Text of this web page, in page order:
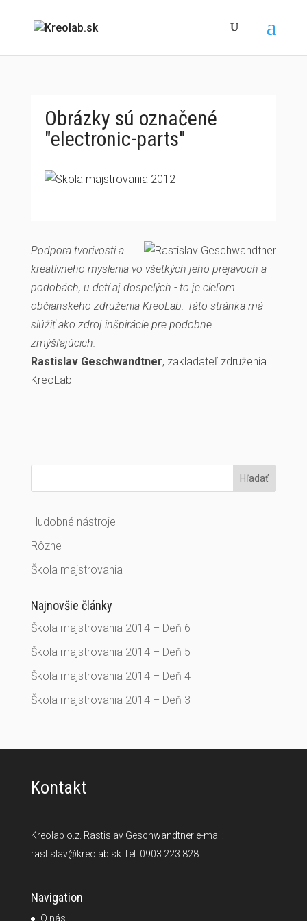
Obrázky sú označené
"electronic-parts"
Podpora tvorivosti a
kreatívneho myslenia vo všetkých jeho prejavoch a
podobách, u detí aj dospelých - to je cieľom
občianskeho združenia KreoLab. Táto stránka má
slúžiť ako zdroj inšpirácie pre podobne
zmýšľajúcich.
Rastislav Geschwandtner, zakladateľ združenia
KreoLab
Hľadať
Hudobné nástroje
Rôzne
Škola majstrovania
Najnovšie články
Škola majstrovania 2014 – Deň 6
Škola majstrovania 2014 – Deň 5
Škola majstrovania 2014 – Deň 4
Škola majstrovania 2014 – Deň 3
Kontakt
Kreolab o.z. Rastislav Geschwandtner e-mail:
rastislav@kreolab.sk Tel: 0903 223 828
Navigation
O nás